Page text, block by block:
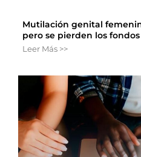
Mutilación genital
pero se pierden los fondos
Leer Más >>